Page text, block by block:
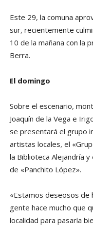
Este 29, la comuna
sur, recientemente
10 de la mañana con la
Berra.
El domingo
Sobre el escenario,
Joaquín de la Vega e
se presentará el grupo
artistas locales, el
la Biblioteca Alejandría
de «Panchito López».
«Estamos deseosos
gente hace mucho que
localidad para pasarla